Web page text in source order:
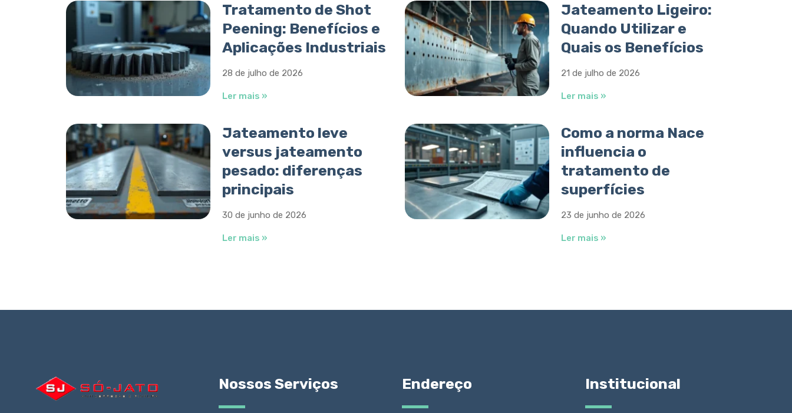
Tratamento de Shot
Peening: Benefícios e
Aplicações Industriais
28 de julho de 2026
Ler mais »
Jateamento Ligeiro:
Quando Utilizar e
Quais os Benefícios
21 de julho de 2026
Ler mais »
Jateamento leve
versus jateamento
pesado: diferenças
principais
30 de junho de 2026
Ler mais »
Como a norma Nace
influencia o
tratamento de
superfícies
23 de junho de 2026
Ler mais »
Nossos Serviços Endereço Institucional